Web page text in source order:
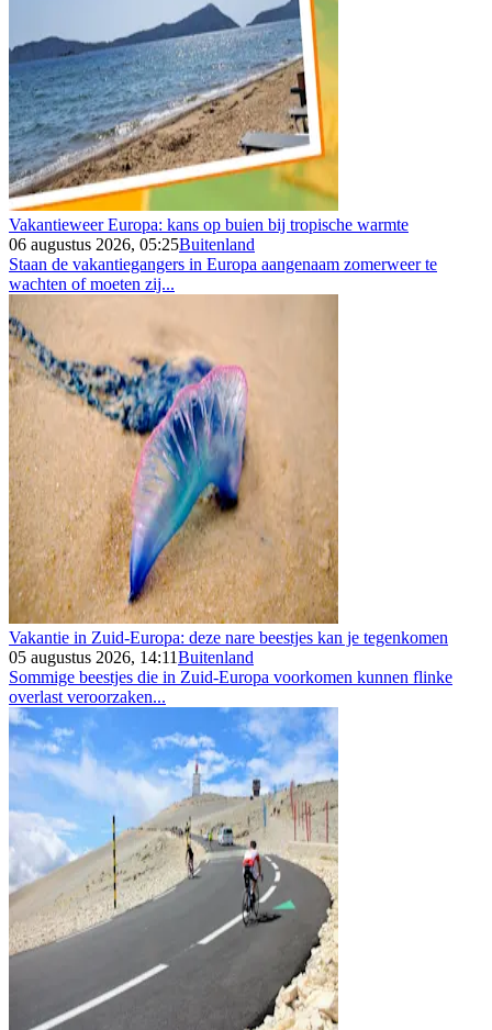
Vakantieweer Europa: kans op buien bij tropische warmte
06 augustus 2026, 05:25Buitenland
Staan de vakantiegangers in Europa aangenaam zomerweer te
wachten of moeten zij...
Vakantie in Zuid-Europa: deze nare beestjes kan je tegenkomen
05 augustus 2026, 14:11Buitenland
Sommige beestjes die in Zuid-Europa voorkomen kunnen flinke
overlast veroorzaken...